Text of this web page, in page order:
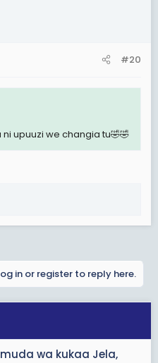
#20
upuuzi we changia tu🤣🤣
in or register to reply here.
wa kukaa Jela,